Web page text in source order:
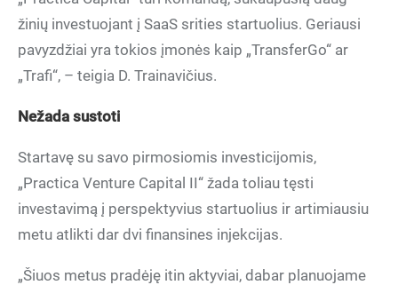
žinių investuojant į SaaS srities startuolius. Geriausi
pavyzdžiai yra tokios įmonės kaip „TransferGo“ ar
„Trafi“, – teigia D. Trainavičius.
Nežada sustoti
Startavę su savo pirmosiomis investicijomis,
„Practica Venture Capital II“ žada toliau tęsti
investavimą į perspektyvius startuolius ir artimiausiu
metu atlikti dar dvi finansines injekcijas.
„Šiuos metus pradėję itin aktyviai, dabar planuojame